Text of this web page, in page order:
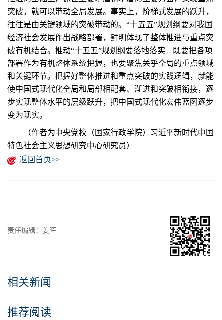
突破，就可以带动全局发展。事实上，阶梯式发展的跃升，
往往是由关键领域的突破带动的。“十五五”规划纲要对我国
经济社会发展作出战略部署，鲜明体现了整体推进与重点突
破有机结合。推动“十五五”规划纲要落地落实，既要把各项
部署作为有机整体系统把握，也要聚焦关乎全局的重点领域
和关键环节。把握好整体推进和重点突破的实践逻辑，就能
使中国式现代化全局和局部相配套、渐进和突破相衔接，逐
步实现整体水平的层级跃升，把中国式现代化宏伟蓝图逐步
变为现实。
（作者为中央党校（国家行政学院）习近平新时代中国
特色社会主义思想研究中心研究员）
返回首页>>
责任编辑：姜晖
相关新闻
推荐阅读